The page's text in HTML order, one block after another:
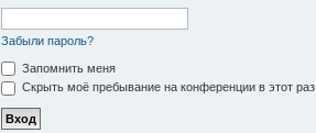
Забыли пароль?
Запомнить меня
Скрыть моё пребывание на конференции в этот раз